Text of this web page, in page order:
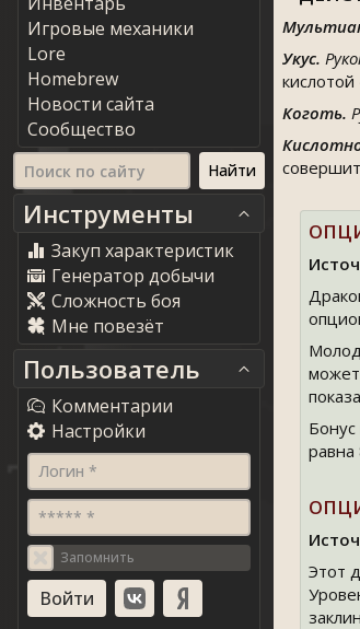
Игровые механики
Lore
Homebrew
Новости сайта
Сообщество
Инструменты
Закуп характеристик
Генератор добычи
Сложность боя
Мне повезёт
Пользователь
Комментарии
Настройки
Логин *
***** *
Запомнить
Укус.
кислотой
Коготь.
Бонус
равна
Этот